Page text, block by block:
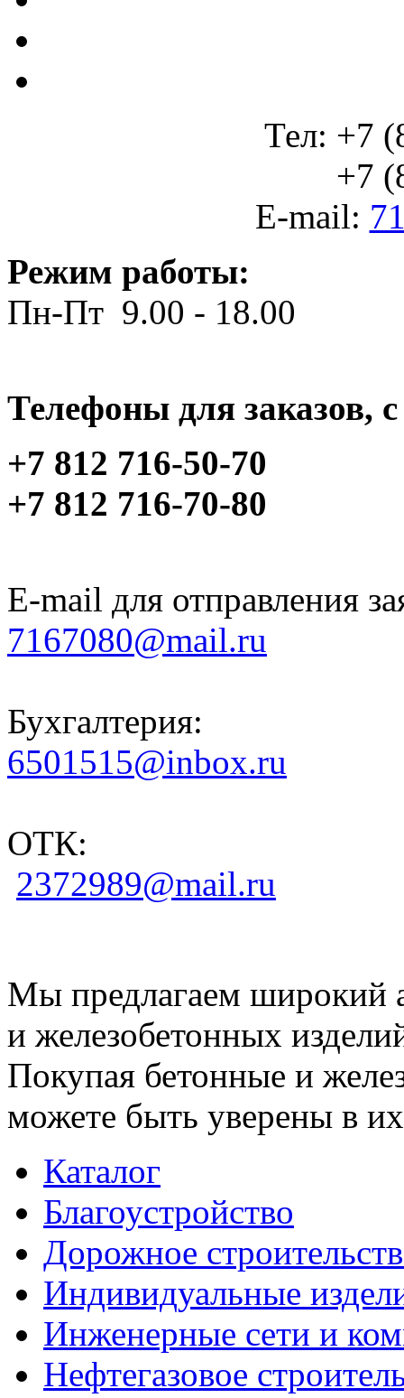
Тел: +7
+7
E-mail:
Режим работы:
Пн-Пт 9.00 - 18.00
Телефоны для заказов,
+7 812 716-50-70
+7 812 716-70-80
E-mail для отправления
7167080@mail.ru
Бухгалтерия:
6501515@inbox.ru
ОТК:
2372989@mail.ru
Мы предлагаем широкий
и железобетонных
Покупая бетонные и
можете быть уверены в их
Каталог
Благоустройство
Дорожное
Индивидуальные
Инженерные сети и
Нефтегазовое